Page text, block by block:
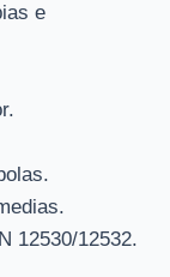
e
12530/12532.